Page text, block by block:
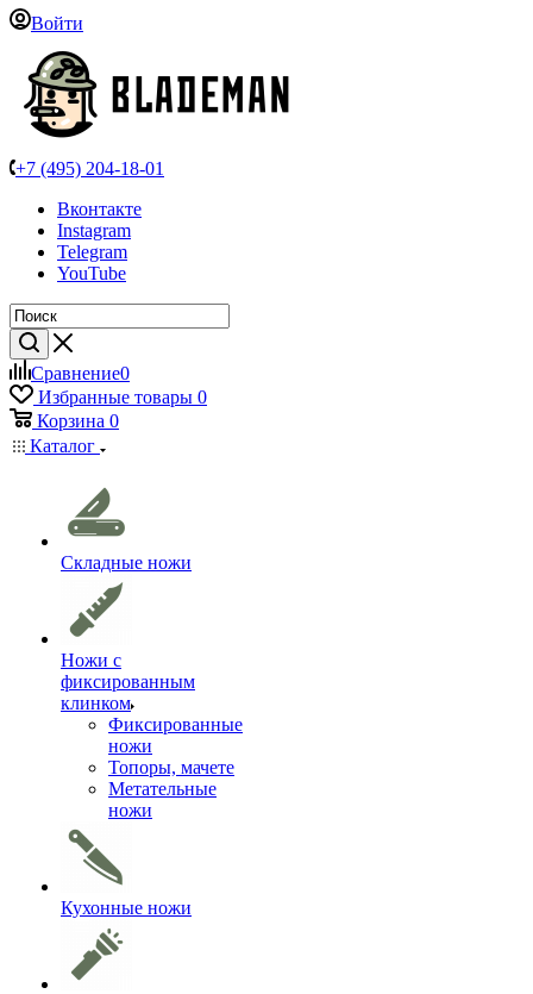
Войти
+7 (495) 204-18-01
Вконтакте
Instagram
Telegram
YouTube
Сравнение0
Избранные товары 0
Корзина 0
Каталог
Складные ножи
Ножи с
фиксированным
клинком
Фиксированные
ножи
Топоры, мачете
Метательные
ножи
Кухонные ножи